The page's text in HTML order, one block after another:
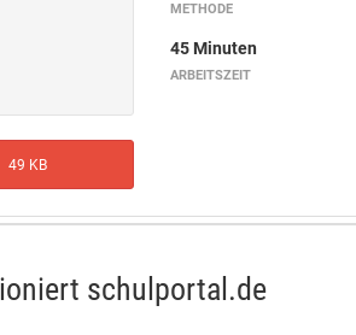
49 KB
METHODE
45 Minuten
ARBEITSZEIT
schulportal.de